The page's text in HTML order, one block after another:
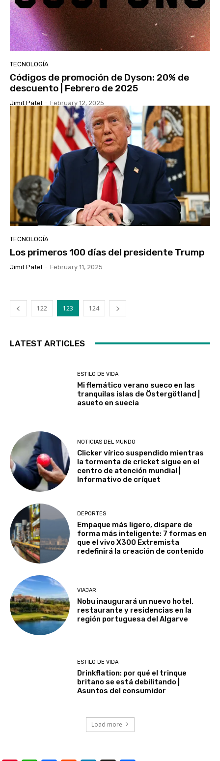
TECNOLOGÍA
Códigos de promoción de Dyson: 20% de
descuento | Febrero de 2025
Jimit Patel - February 12, 2025
TECNOLOGÍA
Los primeros 100 días del presidente Trump
Jimit Patel - February 11, 2025
122 123 124
LATEST ARTICLES
ESTILO DE VIDA
Mi flemático verano sueco en las
tranquilas islas de Östergötland |
asueto en suecia
NOTICIAS DEL MUNDO
Clicker vírico suspendido mientras
la tormenta de cricket sigue en el
centro de atención mundial |
Informativo de críquet
DEPORTES
Empaque más ligero, dispare de
forma más inteligente: 7 formas en
que el vivo X300 Extremista
redefinirá la creación de contenido
VIAJAR
Nobu inaugurará un nuevo hotel,
restaurante y residencias en la
región portuguesa del Algarve
ESTILO DE VIDA
Drinkflation: por qué el trinque
britano se está debilitando |
Asuntos del consumidor
Load more